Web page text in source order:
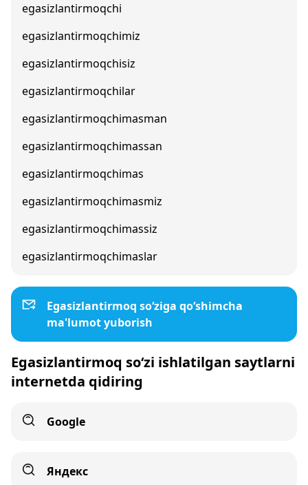
egasizlantirmoqchi
egasizlantirmoqchimiz
egasizlantirmoqchisiz
egasizlantirmoqchilar
egasizlantirmoqchimasman
egasizlantirmoqchimassan
egasizlantirmoqchimas
egasizlantirmoqchimasmiz
egasizlantirmoqchimassiz
egasizlantirmoqchimaslar
Egasizlantirmoq so‘ziga qo‘shimcha
ma'lumot yuborish
Egasizlantirmoq so‘zi ishlatilgan saytlarni
internetda qidiring
Google
Яндекс